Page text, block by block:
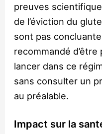
preuves
de l’éviction du
sont pas
recommandé
lancer dans ce
sans consulter un
au préalable.
Impact sur la